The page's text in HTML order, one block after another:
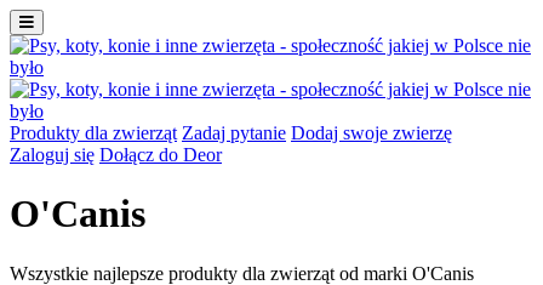
Produkty dla zwierząt Zadaj pytanie Dodaj swoje zwierzę
Zaloguj się Dołącz do Deor
O'Canis
Wszystkie najlepsze produkty dla zwierząt od marki O'Canis